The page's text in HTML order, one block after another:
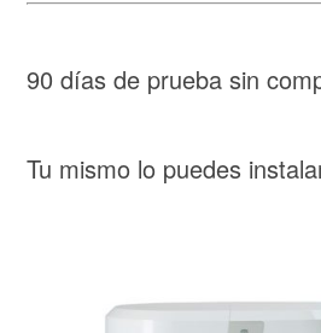
90 días de prueba sin
Tu mismo lo puedes